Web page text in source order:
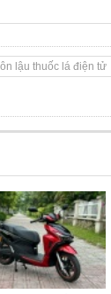
lậu thuốc lá điện tử